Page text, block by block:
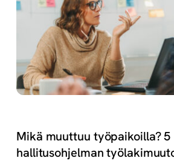
Mikä muuttuu työpaikoilla? 5
hallitusohjelman